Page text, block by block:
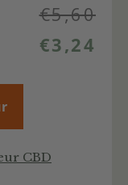
€5,60
€3,24
CBD